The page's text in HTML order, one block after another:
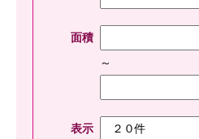
面積
～
表示